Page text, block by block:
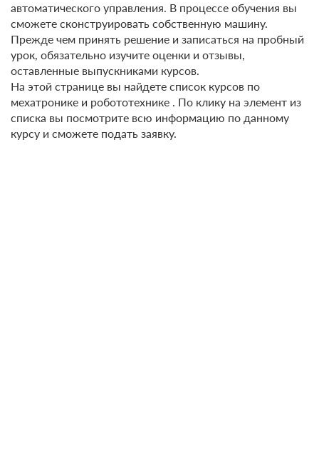
автоматического управления. В процессе обучения вы
сможете сконструировать собственную машину.
Прежде чем принять решение и записаться на пробный
урок, обязательно изучите оценки и отзывы,
оставленные выпускниками курсов.
На этой странице вы найдете список курсов по
мехатронике и робототехнике . По клику на элемент из
списка вы посмотрите всю информацию по данному
курсу и сможете подать заявку.